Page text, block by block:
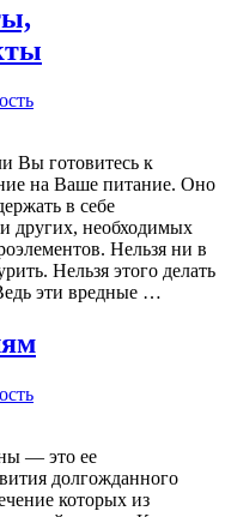
Вы готовитесь к
на Ваше питание. Оно
в себе
других, необходимых
Нельзя ни в
Нельзя этого делать
эти вредные …
— это ее
долгожданного
которых из